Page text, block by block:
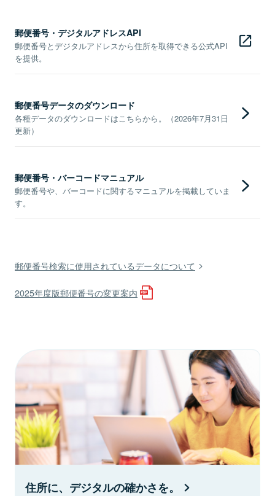
郵便番号・デジタルアドレスAPI
郵便番号とデジタルアドレスから住所を取得できる公式API
を提供。
郵便番号データのダウンロード
各種データのダウンロードはこちらから。（2026年7月31日
更新）
郵便番号・バーコードマニュアル
郵便番号や、バーコードに関するマニュアルを掲載していま
す。
郵便番号検索に使用されているデータについて
2025年度版郵便番号の変更案内
住所に、デジタルの確かさを。